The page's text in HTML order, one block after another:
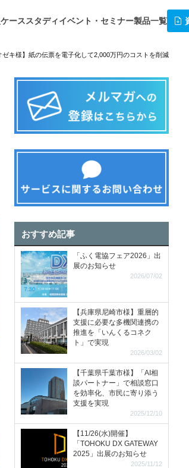
ケーススタディイベント・セミナー製品一覧
ゼキ様】紙の伝票を電子化して2,000万円のコストを削減
おすすめ記事
「ふく電協フェア2026」出
展のお知らせ
2026/07/02
【兵庫県尼崎市様】重層的
支援に必要な多機関連携の
推進を「いんくるコネク
ト」で実現
2026/03/02
【千葉県千葉市様】「AI相
談パートナー」で相談窓口
を効率化、市民に寄り添う
支援を実現
2025/12/10
【11/26(水)開催】
「TOHOKU DX GATEWAY
2025」出展のお知らせ
2025/11/12